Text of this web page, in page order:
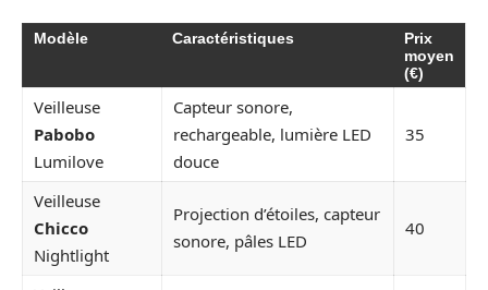
Modèle Caractéristiques
Prix
moyen
(€)
Veilleuse
Pabobo
Lumilove
Capteur sonore,
rechargeable, lumière LED
douce
35
Veilleuse
Chicco
Nightlight
Projection d’étoiles, capteur
sonore, pâles LED
40